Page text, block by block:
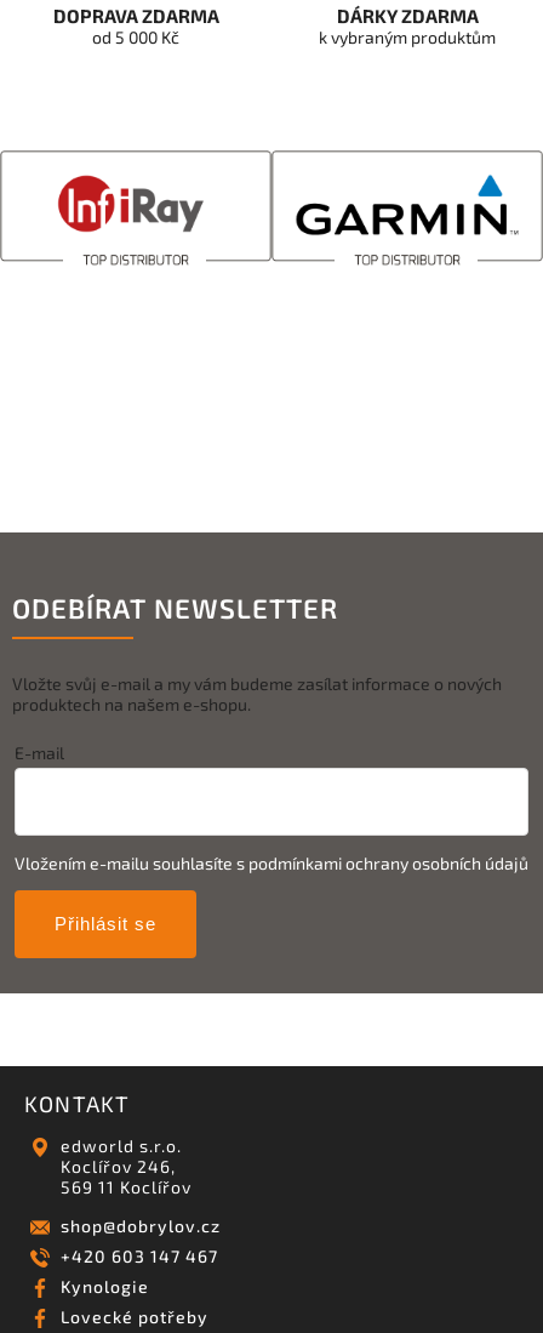
DOPRAVA ZDARMA
od 5 000 Kč
DÁRKY ZDARMA
k vybraným produktům
ODEBÍRAT NEWSLETTER
Vložte svůj e-mail a my vám budeme zasílat informace o nových
produktech na našem e-shopu.
E-mail
Vložením e-mailu souhlasíte s podmínkami ochrany osobních údajů
Přihlásit se
KONTAKT
edworld s.r.o.
Koclířov 246,
569 11 Koclířov
shop@dobrylov.cz
+420 603 147 467
Kynologie
Lovecké potřeby